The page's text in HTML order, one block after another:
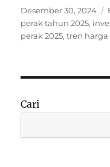
Posted
on
Desember 30, 2024
perak tahun 2025,
perak 2025,tren harga
Cari